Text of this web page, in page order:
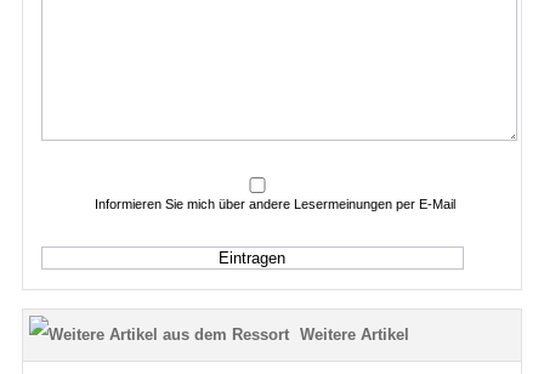
Informieren Sie mich über andere Lesermeinungen per E-Mail
Weitere Artikel